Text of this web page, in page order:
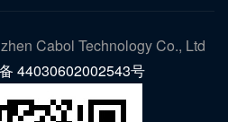
Cabol Technology Co., Ltd
44030602002543号